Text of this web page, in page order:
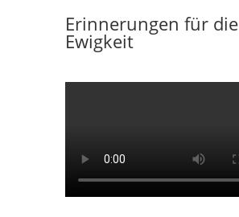
Erinnerungen für die
Ewigkeit